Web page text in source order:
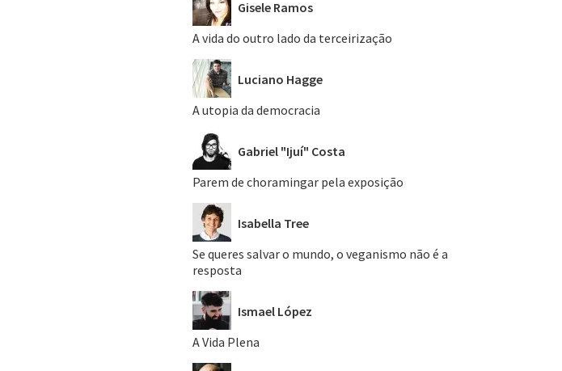
Gisele Ramos
A vida do outro lado da terceirização
Luciano Hagge
A utopia da democracia
Gabriel "Ijuí" Costa
Parem de choramingar pela exposição
Isabella Tree
Se queres salvar o mundo, o veganismo não é a
resposta
Ismael López
A Vida Plena